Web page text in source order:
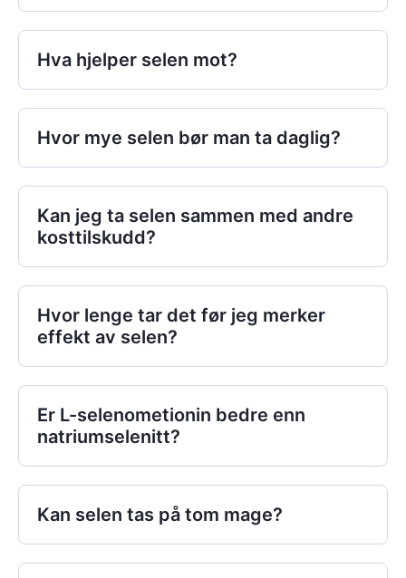
Hva hjelper selen mot?
Hvor mye selen bør man ta daglig?
Kan jeg ta selen sammen med andre
kosttilskudd?
Hvor lenge tar det før jeg merker
effekt av selen?
Er L-selenometionin bedre enn
natriumselenitt?
Kan selen tas på tom mage?